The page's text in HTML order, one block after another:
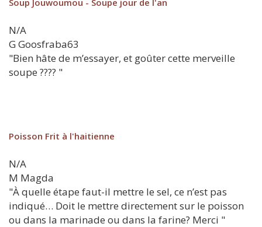
Soup Jouwoumou - Soupe jour de l'an
N/A
G Goosfraba63
"Bien hâte de m’essayer, et goûter cette merveille
soupe ???? "
Poisson Frit à l'haitienne
N/A
M Magda
"À quelle étape faut-il mettre le sel, ce n’est pas
indiqué… Doit le mettre directement sur le poisson
ou dans la marinade ou dans la farine? Merci "